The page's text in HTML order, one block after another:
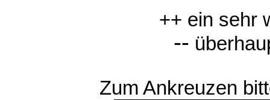
++ ein sehr
--
Zum Ankreuzen